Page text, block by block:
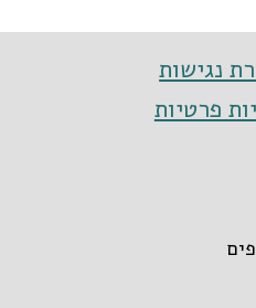
נגישות
פרטיות